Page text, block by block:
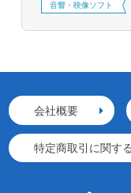
音響・映像ソフト
会社概要
特定商取引に関す